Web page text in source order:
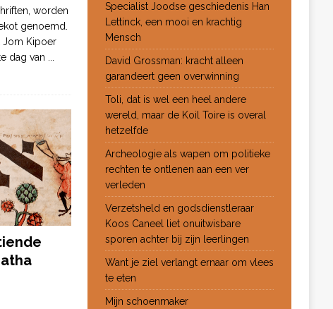
worden
genoemd.
Jom Kipoer
dag van
Specialist Joodse geschiedenis Han
Lettinck, een mooi en krachtig
Mensch
David Grossman: kracht alleen
garandeert geen overwinning
Toli, dat is wel een heel andere
wereld, maar de Koil Toire is overal
hetzelfde
Archeologie als wapen om politieke
rechten te ontlenen aan een ver
verleden
Verzetsheld en godsdienstleraar
Koos Caneel liet onuitwisbare
sporen achter bij zijn leerlingen
Want je ziel verlangt ernaar om vlees
te eten
Mijn schoenmaker